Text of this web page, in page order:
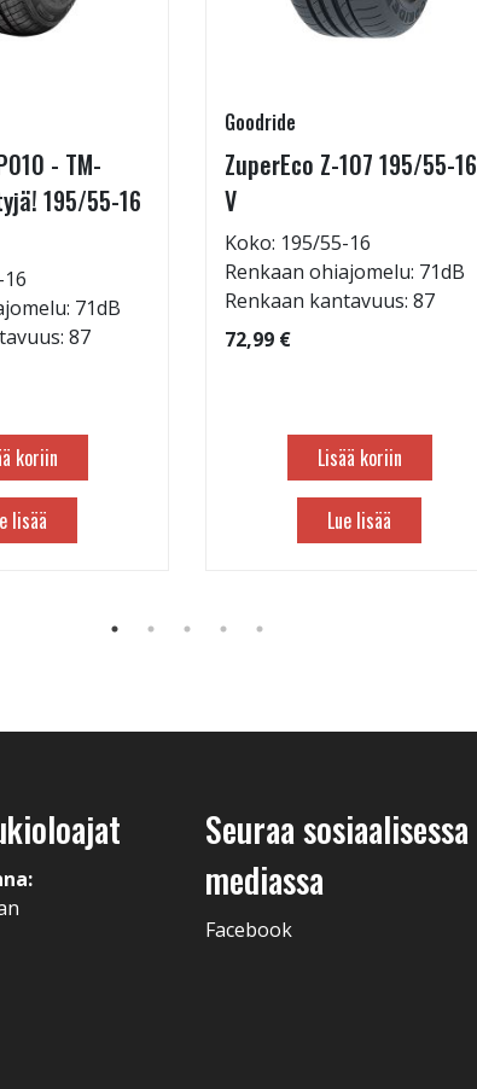
- TM-
195/55-16
71dB
87
koriin
lisää
Goodride
ZuperEco Z-107 195/55-16
V
Koko: 195/55-16
Renkaan ohiajomelu: 71dB
Renkaan kantavuus: 87
72,99 €
Lisää koriin
Lue lisää
Seuraa sosiaalisessa
mediassa
Facebook